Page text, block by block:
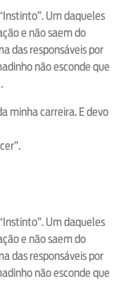
Um daqueles
e não saem do
das responsáveis por
não esconde que
minha carreira. E devo
Um daqueles
e não saem do
das responsáveis por
não esconde que